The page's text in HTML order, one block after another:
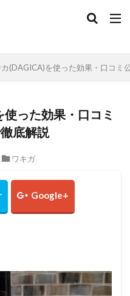
(DAGICA)を使った効果・口コミ
った効果・口コミ
底解説
ワキガ